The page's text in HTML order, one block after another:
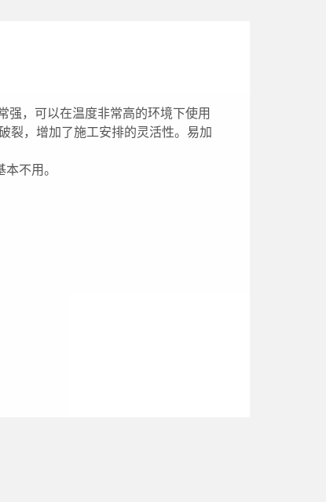
强，可以在温度非常高的环境下使用
裂，增加了施工安排的灵活性。易加
不用。